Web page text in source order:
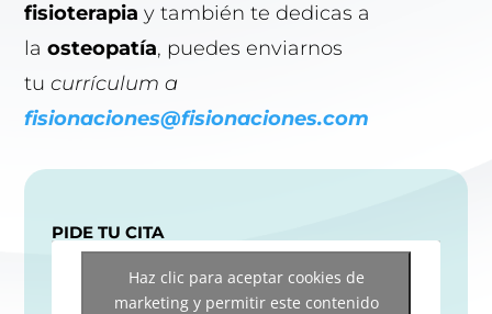
fisioterapia y también te dedicas a
laosteopatía, puedes enviarnos
tucurrículum a
fisionaciones@fisionaciones.com
PIDE TU CITA
Haz clic para aceptar cookies de
marketing y permitir este contenido